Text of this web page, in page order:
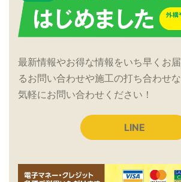
最新情報やお得な情報をいち早くお
るお問い合わせや施工の打ち合わせ
気軽にお問い合わせください！
LINE